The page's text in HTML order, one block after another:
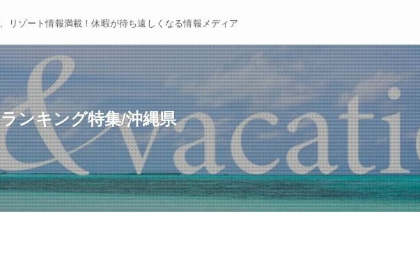
リゾート情報満載！休暇が待ち遠しくなる情報メディア
ンキング特集/沖縄県